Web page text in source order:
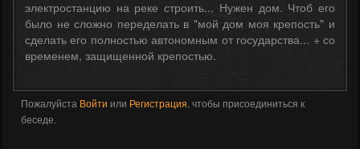
электростанцию на реке строить... Нужен дом. Чтоб его
было не сложно переделать в "мой дом моя крепость" и
сделать его полностью автономным от государства... + со
временем, защищенной крепостью.
Пожалуйста Войти или Регистрация, чтобы присоединиться к
беседе.